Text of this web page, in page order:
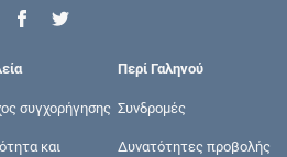
συγχορήγησης
και
Περί Γαληνού
Συνδρομές
Δυνατότητες προβολής